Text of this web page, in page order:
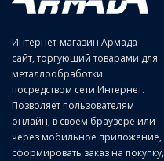
Интернет-магазин Армада —
сайт, торгующий товарами для
металлообработки
посредством сети Интернет.
Позволяет пользователям
онлайн, в своём браузере или
через мобильное приложение,
сформировать заказ на покупку,